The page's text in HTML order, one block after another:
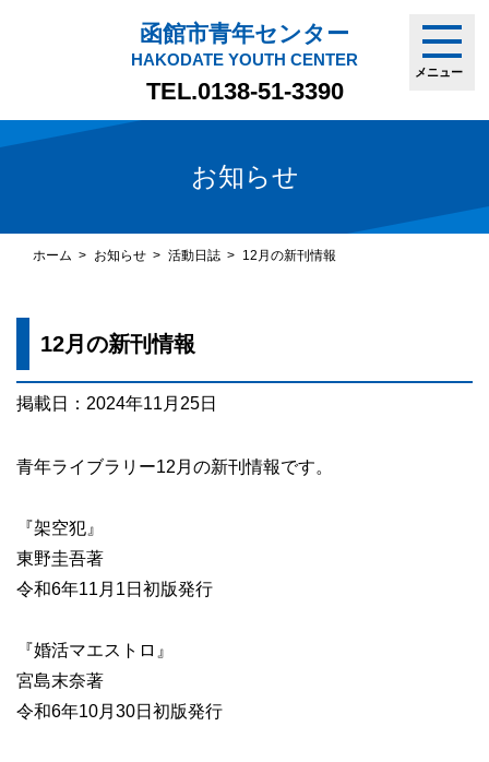
函館市青年センター
HAKODATE YOUTH CENTER
TEL.0138-51-3390
メニュー
お知らせ
ホーム お知らせ 活動日誌 12月の新刊情報
12月の新刊情報
掲載日：2024年11月25日
青年ライブラリー12月の新刊情報です。
『架空犯』
東野圭吾著
令和6年11月1日初版発行
『婚活マエストロ』
宮島末奈著
令和6年10月30日初版発行